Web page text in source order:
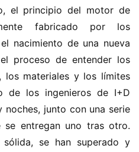
el principio del motor de
fabricado por los
nacimiento de una nueva
proceso de entender los
los materiales y los límites
de los ingenieros de I+D
junto con una serie
entregan uno tras otro.
se han superado y